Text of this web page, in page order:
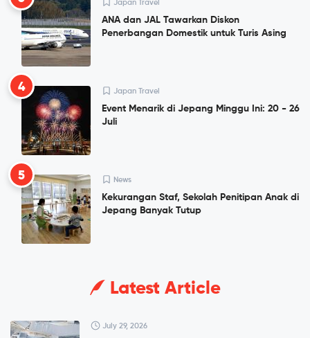
Japan Travel
ANA dan JAL Tawarkan Diskon
Penerbangan Domestik untuk Turis Asing
4 Japan Travel
Event Menarik di Jepang Minggu Ini: 20 - 26
Juli
5 News
Kekurangan Staf, Sekolah Penitipan Anak di
Jepang Banyak Tutup
Latest Article
July 29, 2026